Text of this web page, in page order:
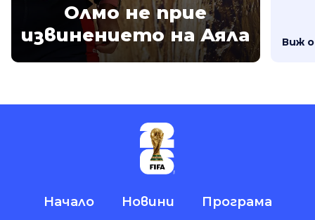
Олмо не прие
извинението на Аяла
Виж
Начало Новини
Програма